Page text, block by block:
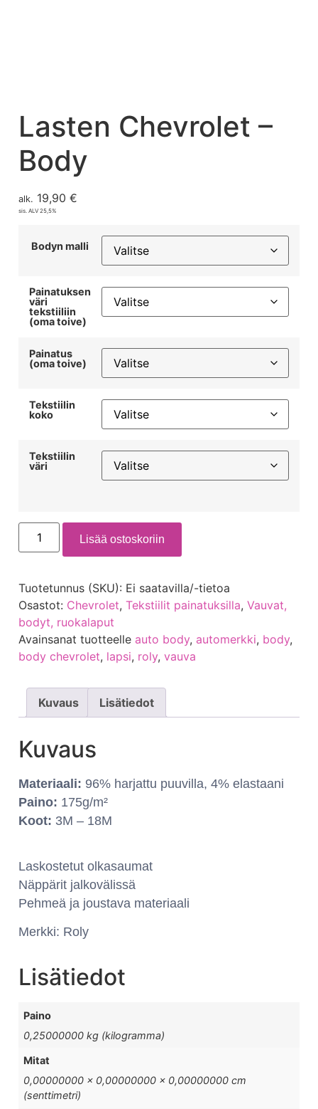
Lasten Chevrolet –
Body
alk. 19,90 €
sis. ALV 25,5%
Bodyn malli
Painatuksen
väri
tekstiiliin
(oma toive)
Painatus
(oma toive)
Tekstiilin
koko
Tekstiilin
väri
Lisää ostoskoriin
Tuotetunnus (SKU): Ei saatavilla/-tietoa
Osastot: Chevrolet, Tekstiilit painatuksilla, Vauvat,
bodyt, ruokalaput
Avainsanat tuotteelle auto body, automerkki, body,
body chevrolet, lapsi, roly, vauva
Kuvaus Lisätiedot
Kuvaus
Materiaali: 96% harjattu puuvilla, 4% elastaani
Paino: 175g/m²
Koot: 3M – 18M
Laskostetut olkasaumat
Näppärit jalkovälissä
Pehmeä ja joustava materiaali
Merkki: Roly
Lisätiedot
Paino
0,25000000 kg (kilogramma)
Mitat
0,00000000 × 0,00000000 × 0,00000000 cm
(senttimetri)